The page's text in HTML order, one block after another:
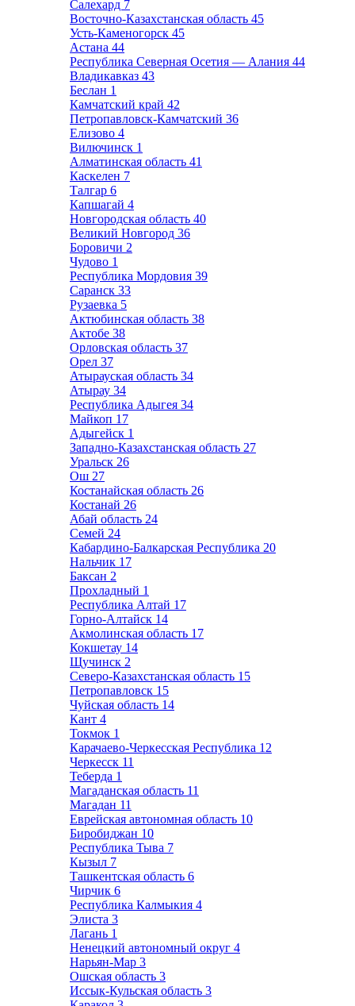
Салехард 7
Восточно-Казахстанская область 45
Усть-Каменогорск 45
Астана 44
Республика Северная Осетия — Алания 44
Владикавказ 43
Беслан 1
Камчатский край 42
Петропавловск-Камчатский 36
Елизово 4
Вилючинск 1
Алматинская область 41
Каскелен 7
Талгар 6
Капшагай 4
Новгородская область 40
Великий Новгород 36
Боровичи 2
Чудово 1
Республика Мордовия 39
Саранск 33
Рузаевка 5
Актюбинская область 38
Актобе 38
Орловская область 37
Орел 37
Атырауская область 34
Атырау 34
Республика Адыгея 34
Майкоп 17
Адыгейск 1
Западно-Казахстанская область 27
Уральск 26
Ош 27
Костанайская область 26
Костанай 26
Абай область 24
Семей 24
Кабардино-Балкарская Республика 20
Нальчик 17
Баксан 2
Прохладный 1
Республика Алтай 17
Горно-Алтайск 14
Акмолинская область 17
Кокшетау 14
Щучинск 2
Северо-Казахстанская область 15
Петропавловск 15
Чуйская область 14
Кант 4
Токмок 1
Карачаево-Черкесская Республика 12
Черкесск 11
Теберда 1
Магаданская область 11
Магадан 11
Еврейская автономная область 10
Биробиджан 10
Республика Тыва 7
Кызыл 7
Ташкентская область 6
Чирчик 6
Республика Калмыкия 4
Элиста 3
Лагань 1
Ненецкий автономный округ 4
Нарьян-Мар 3
Ошская область 3
Иссык-Кульская область 3